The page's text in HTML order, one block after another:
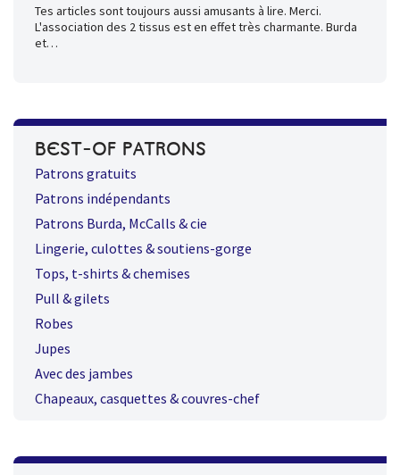
Tes articles sont toujours aussi amusants à lire. Merci.
L'association des 2 tissus est en effet très charmante. Burda
et…
BEST-OF PATRONS
Patrons gratuits
Patrons indépendants
Patrons Burda, McCalls & cie
Lingerie, culottes & soutiens-gorge
Tops, t-shirts & chemises
Pull & gilets
Robes
Jupes
Avec des jambes
Chapeaux, casquettes & couvres-chef